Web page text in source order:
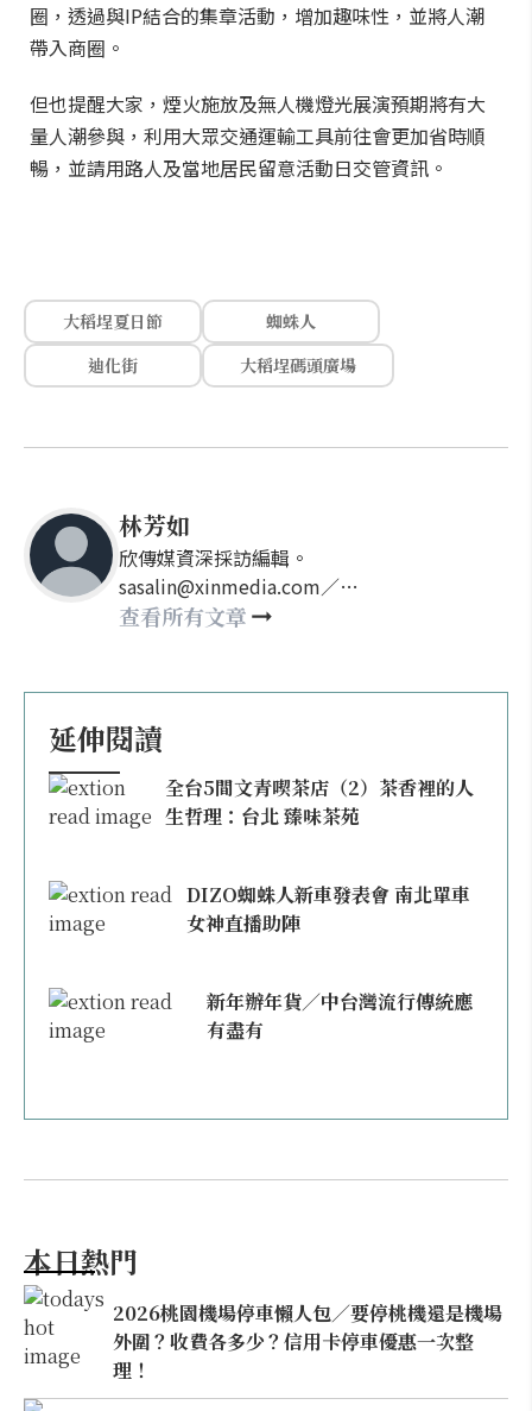
圈，透過與IP結合的集章活動，增加趣味性，並將人潮
帶入商圈。
但也提醒大家，煙火施放及無人機燈光展演預期將有大
量人潮參與，利用大眾交通運輸工具前往會更加省時順
暢，並請用路人及當地居民留意活動日交管資訊。
大稻埕夏日節
蜘蛛人
迪化街
大稻埕碼頭廣場
林芳如
欣傳媒資深採訪編輯。
sasalin@xinmedia.com／
happy21917@gmail.com
查看所有文章
延伸閱讀
全台5間文青喫茶店（2）茶香裡的人
生哲理：台北 臻味茶苑
DIZO蜘蛛人新車發表會 南北單車
女神直播助陣
新年辦年貨／中台灣流行傳統應
有盡有
本日熱門
2026桃園機場停車懶人包／要停桃機還是機場
外圍？收費各多少？信用卡停車優惠一次整
理！